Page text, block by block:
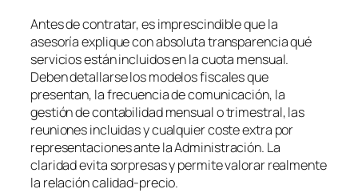
Antes de contratar, es imprescindible que la
asesoría explique con absoluta transparencia qué
servicios están incluidos en la cuota mensual.
Deben detallarse los modelos fiscales que
presentan, la frecuencia de comunicación, la
gestión de contabilidad mensual o trimestral, las
reuniones incluidas y cualquier coste extra por
representaciones ante la Administración. La
claridad evita sorpresas y permite valorar realmente
la relación calidad-precio.